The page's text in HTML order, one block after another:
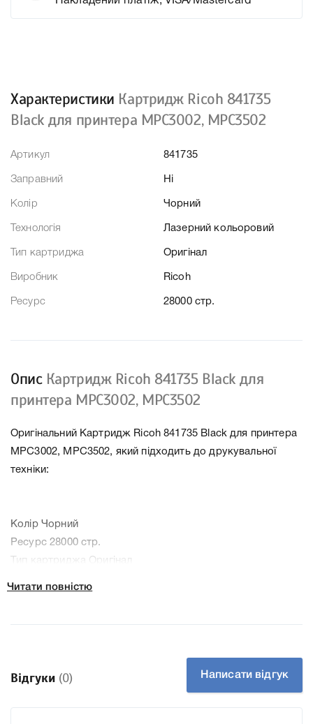
Характеристики Картридж Ricoh 841735
Black для принтера MPC3002, MPC3502
Артикул 841735
Заправний Ні
Колір Чорний
Технологія Лазерний кольоровий
Тип картриджа Оригінал
Виробник Ricoh
Ресурс 28000 стр.
Опис Картридж Ricoh 841735 Black для
принтера MPC3002, MPC3502
Оригінальний Картридж Ricoh 841735 Black для принтера
MPC3002, MPC3502, який підходить до друкувальної
техніки:
Колір Чорний
Ресурс 28000 стр.
Тип картриджа Оригінал
MPC3502 ми підготували докладні характеристики,
список друкувальної техніки, до якого підходить
Картридж Ricoh 841735 Black для принтера MPC3002,
Читати повністю
Відгуки (0) Написати відгук